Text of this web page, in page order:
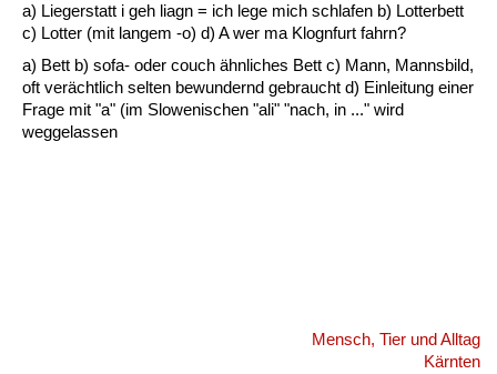
a) Liegerstatt i geh liagn = ich lege mich schlafen b) Lotterbett
c) Lotter (mit langem -o) d) A wer ma Klognfurt fahrn?
a) Bett b) sofa- oder couch ähnliches Bett c) Mann, Mannsbild,
oft verächtlich selten bewundernd gebraucht d) Einleitung einer
Frage mit "a" (im Slowenischen "ali" "nach, in ..." wird
weggelassen
Mensch, Tier und Alltag
Kärnten